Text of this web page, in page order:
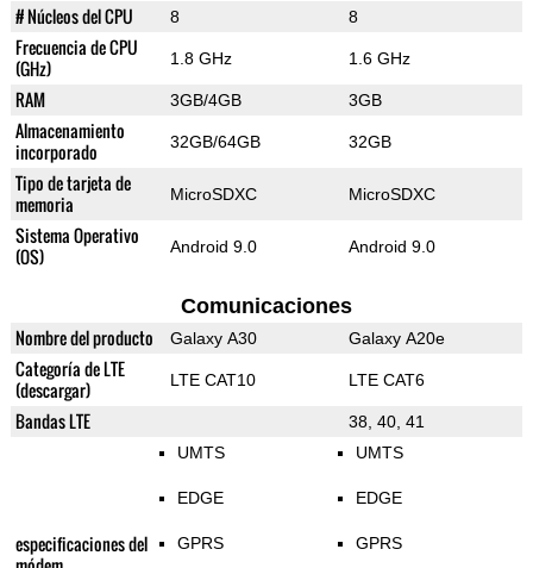
# Núcleos del CPU 8 8
Frecuencia de CPU
(GHz)
1.8 GHz 1.6 GHz
RAM 3GB/4GB 3GB
Almacenamiento
incorporado
32GB/64GB 32GB
Tipo de tarjeta de
memoria
MicroSDXC MicroSDXC
Sistema Operativo
(OS)
Android 9.0 Android 9.0
Comunicaciones
Nombre del producto Galaxy A30 Galaxy A20e
Categoría de LTE
(descargar)
LTE CAT10 LTE CAT6
Bandas LTE 38, 40, 41
especificaciones del
UMTS
EDGE
GPRS
UMTS
EDGE
GPRS